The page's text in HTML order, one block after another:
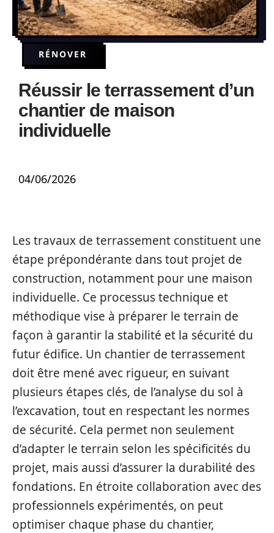
RÉNOVER
Réussir le terrassement d’un
chantier de maison
individuelle
04/06/2026
Les travaux de terrassement constituent une
étape prépondérante dans tout projet de
construction, notamment pour une maison
individuelle. Ce processus technique et
méthodique vise à préparer le terrain de
façon à garantir la stabilité et la sécurité du
futur édifice. Un chantier de terrassement
doit être mené avec rigueur, en suivant
plusieurs étapes clés, de l’analyse du sol à
l’excavation, tout en respectant les normes
de sécurité. Cela permet non seulement
d’adapter le terrain selon les spécificités du
projet, mais aussi d’assurer la durabilité des
fondations. En étroite collaboration avec des
professionnels expérimentés, on peut
optimiser chaque phase du chantier,